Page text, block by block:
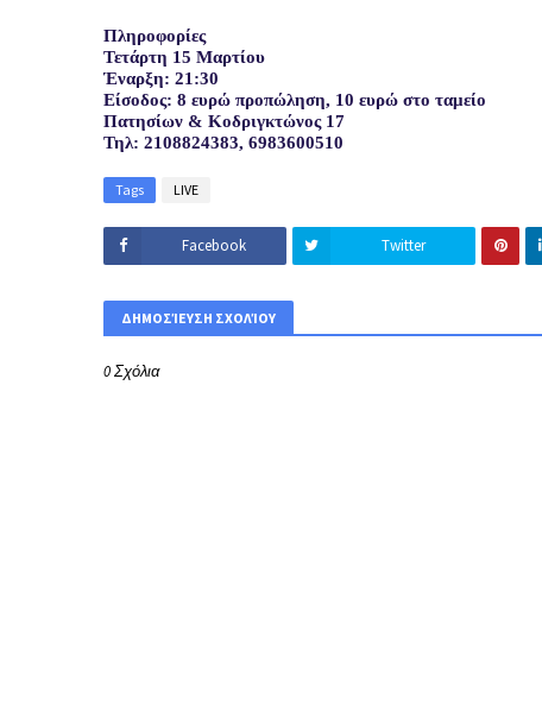
Πληροφορίες
Τετάρτη 15 Μαρτίου
Έναρξη: 21:30
Είσοδος: 8 ευρώ προπώληση, 10 ευρώ στο ταμείο
Πατησίων & Κοδριγκτώνος 17
Τηλ: 2108824383, 6983600510
Tags LIVE
Facebook Twitter
ΔΗΜΟΣΊΕΥΣΗ ΣΧΟΛΊΟΥ
0 Σχόλια